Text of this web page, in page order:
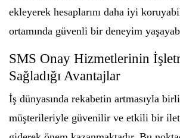
ekleyerek hesaplarını daha iyi
ortamında güvenli bir deneyim
SMS Onay Hizmetlerinin
Sağladığı Avantajlar
İş dünyasında rekabetin artmasıyla
müşterileriyle güvenilir ve etkili bir